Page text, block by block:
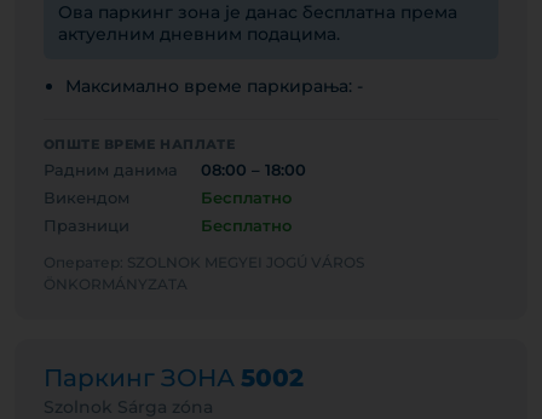
Ова паркинг зона је данас бесплатна према
актуелним дневним подацима.
Максимално време паркирања: -
ОПШТЕ ВРЕМЕ НАПЛАТЕ
Радним данима
08:00 – 18:00
Викендом
Бесплатно
Празници
Бесплатно
Оператер: SZOLNOK MEGYEI JOGÚ VÁROS
ÖNKORMÁNYZATA
Паркинг ЗОНА 5002
Szolnok Sárga zóna